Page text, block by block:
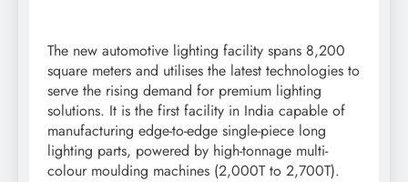
The new automotive lighting facility spans 8,200
square meters and utilises the latest technologies to
serve the rising demand for premium lighting
solutions. It is the first facility in India capable of
manufacturing edge-to-edge single-piece long
lighting parts, powered by high-tonnage multi-
colour moulding machines (2,000T to 2,700T).